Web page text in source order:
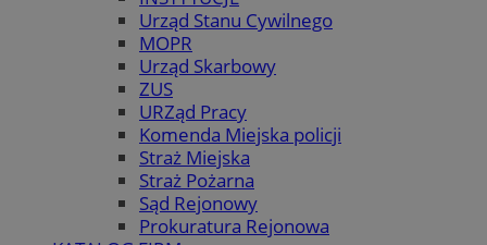
Urząd Stanu Cywilnego
MOPR
Urząd Skarbowy
ZUS
URZąd Pracy
Komenda Miejska policji
Straż Miejska
Straż Pożarna
Sąd Rejonowy
Prokuratura Rejonowa